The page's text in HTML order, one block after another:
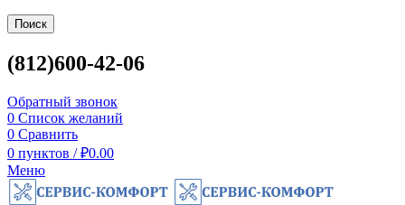
Поиск
(812)600-42-06
Обратный звонок
0 Список желаний
0 Сравнить
0 пунктов / ₽0.00
Меню